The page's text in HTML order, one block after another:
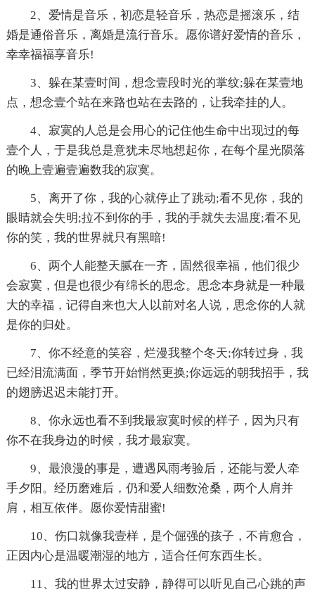
2、爱情是音乐，初恋是轻音乐，热恋是摇滚乐，结
婚是通俗音乐，离婚是流行音乐。愿你谱好爱情的音乐，
幸幸福福享音乐!
3、躲在某壹时间，想念壹段时光的掌纹;躲在某壹地
点，想念壹个站在来路也站在去路的，让我牵挂的人。
4、寂寞的人总是会用心的记住他生命中出现过的每
壹个人，于是我总是意犹未尽地想起你，在每个星光陨落
的晚上壹遍壹遍数我的寂寞。
5、离开了你，我的心就停止了跳动;看不见你，我的
眼睛就会失明;拉不到你的手，我的手就失去温度;看不见
你的笑，我的世界就只有黑暗!
6、两个人能整天腻在一齐，固然很幸福，他们很少
会寂寞，但是也很少有绵长的思念。思念本身就是一种最
大的幸福，记得自来也大人以前对名人说，思念你的人就
是你的归处。
7、你不经意的笑容，烂漫我整个冬天;你转过身，我
已经泪流满面，季节开始悄然更换;你远远的朝我招手，我
的翅膀迟迟未能打开。
8、你永远也看不到我最寂寞时候的样子，因为只有
你不在我身边的时候，我才最寂寞。
9、最浪漫的事是，遭遇风雨考验后，还能与爱人牵
手夕阳。经历磨难后，仍和爱人细数沧桑，两个人肩并
肩，相互依伴。愿你爱情甜蜜!
10、伤口就像我壹样，是个倔强的孩子，不肯愈合，
正因内心是温暖潮湿的地方，适合任何东西生长。
11、我的世界太过安静，静得可以听见自己心跳的声